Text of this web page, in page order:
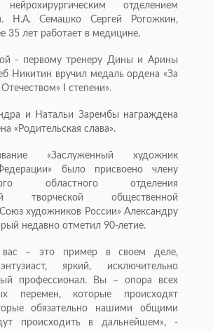
отделением
Н.А. Семашко Сергей Рогожкин,
35 лет работает в медицине.
- первому тренеру Дины и Арины
Никитин вручил медаль ордена «За
I степени».
и Натальи Зарембы награждена
«Родительская слава».
«Заслуженный художник
было присвоено члену
областного отделения
творческой общественной
художников России» Александру
недавно отметил 90-летие.
– это пример в своем деле,
яркий, исключительно
профессионал. Вы – опора всех
перемен, которые происходят
обязательно нашими общими
происходить в дальнейшем», -